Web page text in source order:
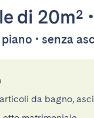
di 20m² •
• senza
da bagno,